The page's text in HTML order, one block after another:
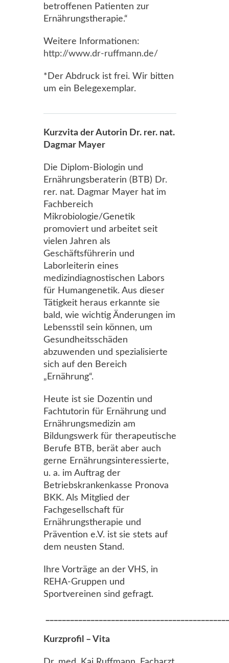
betroffenen Patienten zur
Ernährungstherapie.“
Weitere Informationen:
http://www.dr-ruffmann.de/
*Der Abdruck ist frei. Wir bitten
um ein Belegexemplar.
Kurzvita der Autorin Dr. rer. nat.
Dagmar Mayer
Die Diplom-Biologin und
Ernährungsberaterin (BTB) Dr.
rer. nat. Dagmar Mayer hat im
Fachbereich
Mikrobiologie/Genetik
promoviert und arbeitet seit
vielen Jahren als
Geschäftsführerin und
Laborleiterin eines
medizindiagnostischen Labors
für Humangenetik. Aus dieser
Tätigkeit heraus erkannte sie
bald, wie wichtig Änderungen im
Lebensstil sein können, um
Gesundheitsschäden
abzuwenden und spezialisierte
sich auf den Bereich
„Ernährung“.
Heute ist sie Dozentin und
Fachtutorin für Ernährung und
Ernährungsmedizin am
Bildungswerk für therapeutische
Berufe BTB, berät aber auch
gerne Ernährungsinteressierte,
u. a. im Auftrag der
Betriebskrankenkasse Pronova
BKK. Als Mitglied der
Fachgesellschaft für
Ernährungstherapie und
Prävention e.V. ist sie stets auf
dem neusten Stand.
Ihre Vorträge an der VHS, in
REHA-Gruppen und
Sportvereinen sind gefragt.
Kurzprofil – Vita